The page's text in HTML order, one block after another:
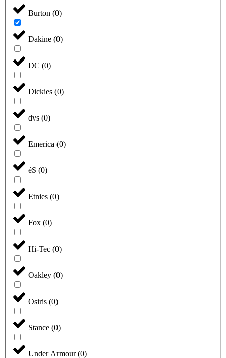
Burton (0)
Dakine (0)
DC (0)
Dickies (0)
dvs (0)
Emerica (0)
éS (0)
Etnies (0)
Fox (0)
Hi-Tec (0)
Oakley (0)
Osiris (0)
Stance (0)
Under Armour(0)